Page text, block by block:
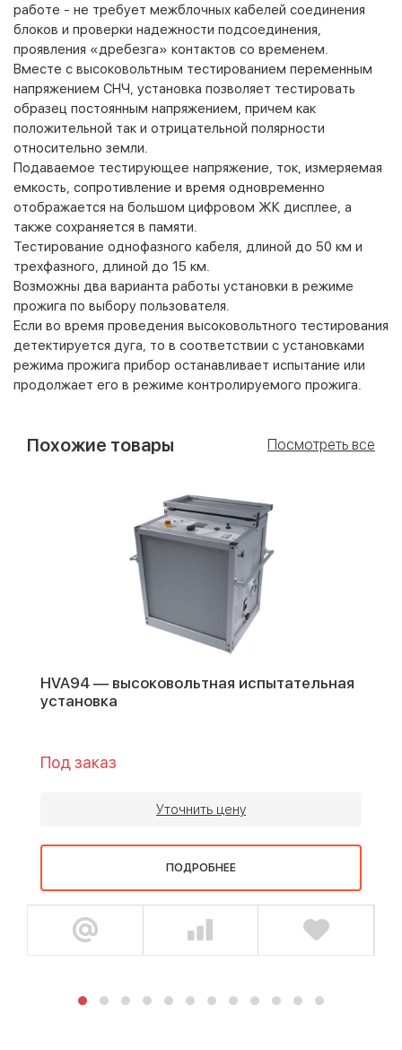
работе - не требует межблочных кабелей соединения
блоков и проверки надежности подсоединения,
проявления «дребезга» контактов со временем.
Вместе с высоковольтным тестированием переменным
напряжением СНЧ, установка позволяет тестировать
образец постоянным напряжением, причем как
положительной так и отрицательной полярности
относительно земли.
Подаваемое тестирующее напряжение, ток, измеряемая
емкость, сопротивление и время одновременно
отображается на большом цифровом ЖК дисплее, а
также сохраняется в памяти.
Тестирование однофазного кабеля, длиной до 50 км и
трехфазного, длиной до 15 км.
Возможны два варианта работы установки в режиме
прожига по выбору пользователя.
Если во время проведения высоковольтного тестирования
детектируется дуга, то в соответствии с установками
режима прожига прибор останавливает испытание или
продолжает его в режиме контролируемого прожига.
Похожие товары Посмотреть все
HVA94 — высоковольтная испытательная
установка
Под заказ
Уточнить цену
ПОДРОБНЕЕ